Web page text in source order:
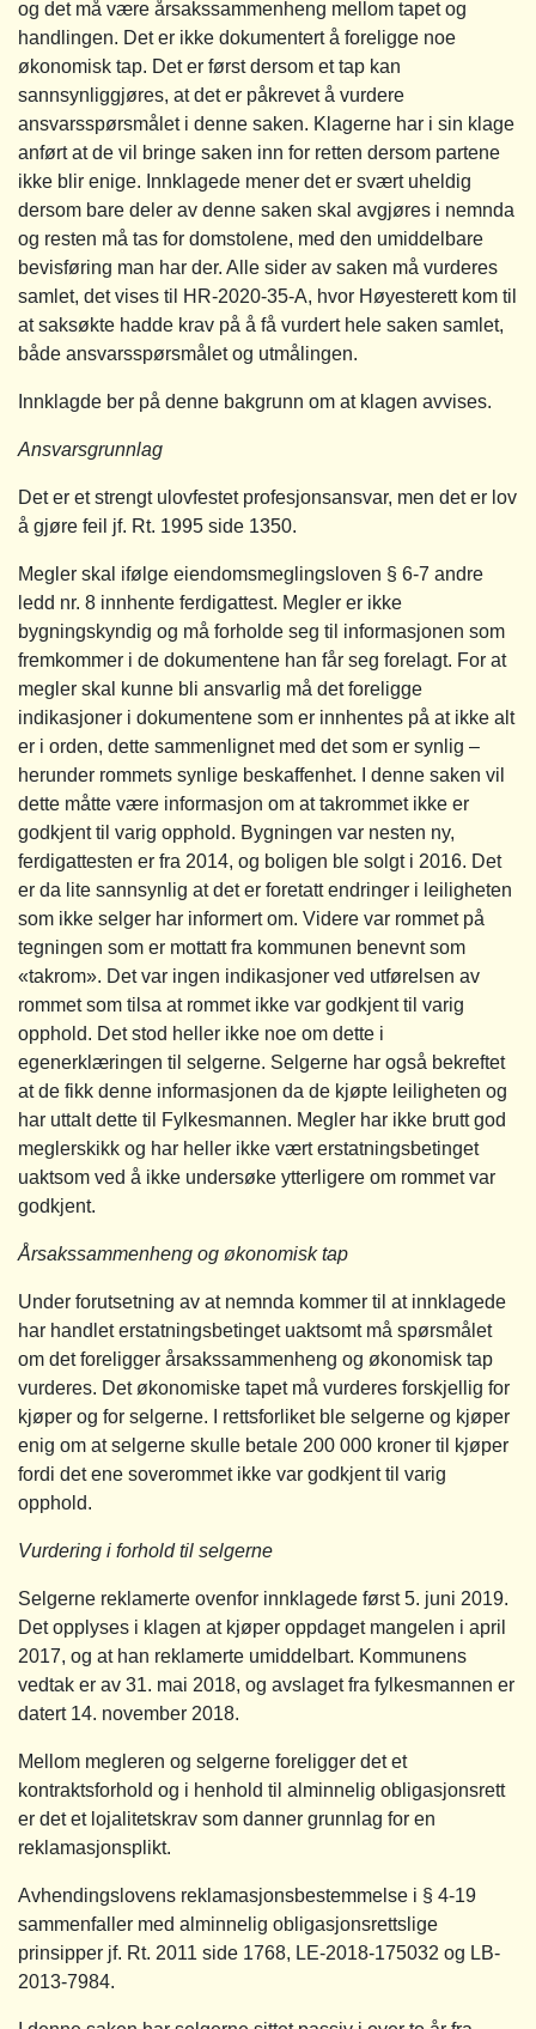
og det må være årsakssammenheng mellom tapet og
handlingen. Det er ikke dokumentert å foreligge noe
økonomisk tap. Det er først dersom et tap kan
sannsynliggjøres, at det er påkrevet å vurdere
ansvarsspørsmålet i denne saken. Klagerne har i sin klage
anført at de vil bringe saken inn for retten dersom partene
ikke blir enige. Innklagede mener det er svært uheldig
dersom bare deler av denne saken skal avgjøres i nemnda
og resten må tas for domstolene, med den umiddelbare
bevisføring man har der. Alle sider av saken må vurderes
samlet, det vises til HR-2020-35-A, hvor Høyesterett kom til
at saksøkte hadde krav på å få vurdert hele saken samlet,
både ansvarsspørsmålet og utmålingen.
Innklagde ber på denne bakgrunn om at klagen avvises.
Ansvarsgrunnlag
Det er et strengt ulovfestet profesjonsansvar, men det er lov
å gjøre feil jf. Rt. 1995 side 1350.
Megler skal ifølge eiendomsmeglingsloven § 6-7 andre
ledd nr. 8 innhente ferdigattest. Megler er ikke
bygningskyndig og må forholde seg til informasjonen som
fremkommer i de dokumentene han får seg forelagt. For at
megler skal kunne bli ansvarlig må det foreligge
indikasjoner i dokumentene som er innhentes på at ikke alt
er i orden, dette sammenlignet med det som er synlig –
herunder rommets synlige beskaffenhet. I denne saken vil
dette måtte være informasjon om at takrommet ikke er
godkjent til varig opphold. Bygningen var nesten ny,
ferdigattesten er fra 2014, og boligen ble solgt i 2016. Det
er da lite sannsynlig at det er foretatt endringer i leiligheten
som ikke selger har informert om. Videre var rommet på
tegningen som er mottatt fra kommunen benevnt som
«takrom». Det var ingen indikasjoner ved utførelsen av
rommet som tilsa at rommet ikke var godkjent til varig
opphold. Det stod heller ikke noe om dette i
egenerklæringen til selgerne. Selgerne har også bekreftet
at de fikk denne informasjonen da de kjøpte leiligheten og
har uttalt dette til Fylkesmannen. Megler har ikke brutt god
meglerskikk og har heller ikke vært erstatningsbetinget
uaktsom ved å ikke undersøke ytterligere om rommet var
godkjent.
Årsakssammenheng og økonomisk tap
Under forutsetning av at nemnda kommer til at innklagede
har handlet erstatningsbetinget uaktsomt må spørsmålet
om det foreligger årsakssammenheng og økonomisk tap
vurderes. Det økonomiske tapet må vurderes forskjellig for
kjøper og for selgerne. I rettsforliket ble selgerne og kjøper
enig om at selgerne skulle betale 200 000 kroner til kjøper
fordi det ene soverommet ikke var godkjent til varig
opphold.
Vurdering i forhold til selgerne
Selgerne reklamerte ovenfor innklagede først 5. juni 2019.
Det opplyses i klagen at kjøper oppdaget mangelen i april
2017, og at han reklamerte umiddelbart. Kommunens
vedtak er av 31. mai 2018, og avslaget fra fylkesmannen er
datert 14. november 2018.
Mellom megleren og selgerne foreligger det et
kontraktsforhold og i henhold til alminnelig obligasjonsrett
er det et lojalitetskrav som danner grunnlag for en
reklamasjonsplikt.
Avhendingslovens reklamasjonsbestemmelse i § 4-19
sammenfaller med alminnelig obligasjonsrettslige
prinsipper jf. Rt. 2011 side 1768, LE-2018-175032 og LB-
2013-7984.